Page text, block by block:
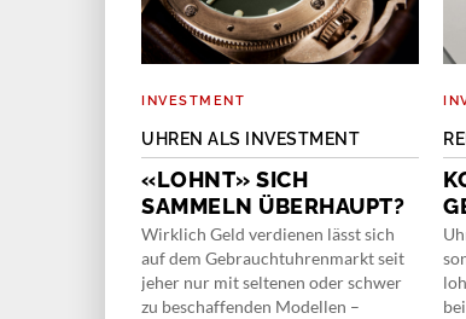
INVESTMENT
UHREN ALS INVESTMENT
«LOHNT» SICH
SAMMELN ÜBERHAUPT?
Wirklich Geld verdienen lässt sich
auf dem Gebrauchtuhrenmarkt seit
jeher nur mit seltenen oder schwer
zu beschaffenden Modellen –